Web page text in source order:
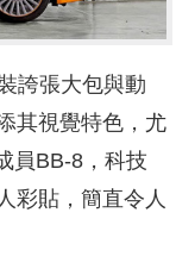
誇張大包與動
其視覺特色，尤
員BB-8，科技
彩貼，簡直令人